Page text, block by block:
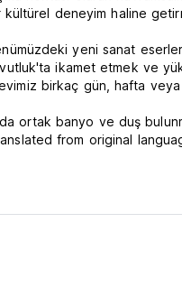
deneyim haline
yeni sanat
ikamet etmek ve
birkaç gün, hafta
ortak banyo ve duş
from original